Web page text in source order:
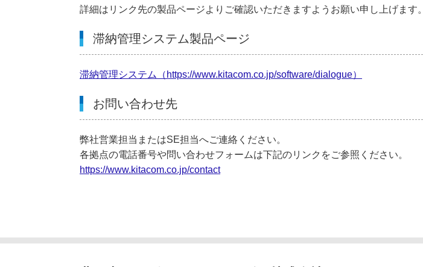
詳細はリンク先の製品ページよりご確認いただきますようお願い申し上げます。
滞納管理システム製品ページ
滞納管理システム（https://www.kitacom.co.jp/software/dialogue）
お問い合わせ先
弊社営業担当またはSE担当へご連絡ください。
各拠点の電話番号や問い合わせフォームは下記のリンクをご参照ください。
https://www.kitacom.co.jp/contact